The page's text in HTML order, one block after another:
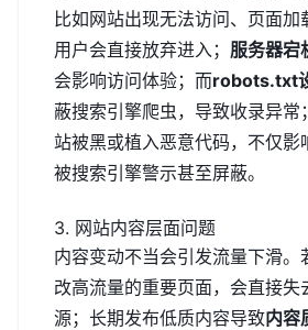
比如网站出现无法访问、页面加
用户会直接放弃进入； 服务器宕
会影响访问体验；而robots.txt
蔽搜索引擎爬虫，导致收录异常
站被黑或植入恶意代码，不仅影
被搜索引擎警示甚至屏蔽。
3. 网站内容层面问题
内容变动不当会引发流量下滑。
改高流量的重要页面，会直接失
源；长期发布低质内容导致内容